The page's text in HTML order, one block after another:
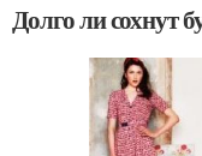
Долго ли сохнут